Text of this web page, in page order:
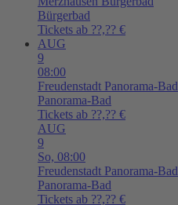
Bürgerbad
Tickets ab ??,?? €
AUG
9
08:00
Freudenstadt Panorama-Bad
Panorama-Bad
Tickets ab ??,?? €
AUG
9
So, 08:00
Freudenstadt Panorama-Bad
Panorama-Bad
Tickets ab ??,?? €